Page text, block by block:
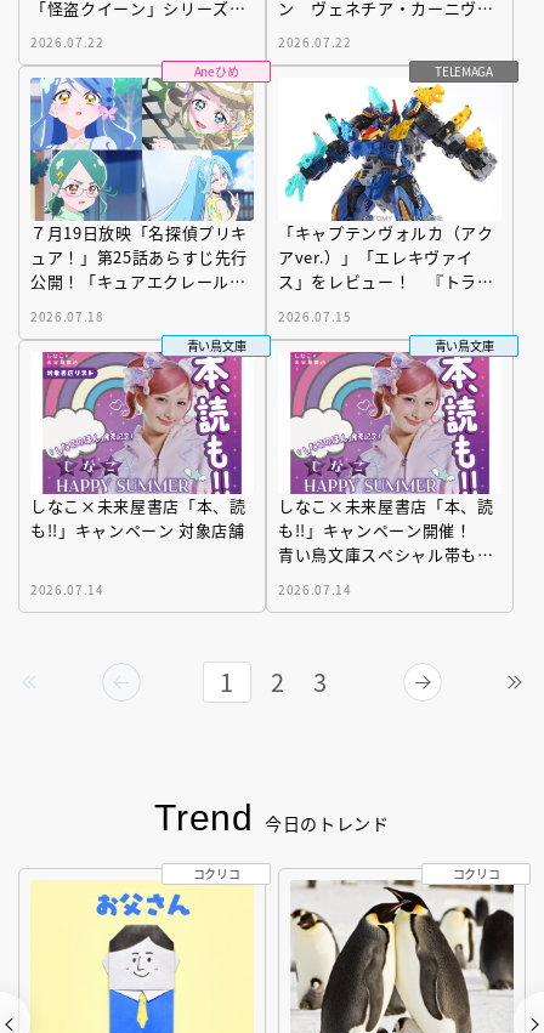
「怪盗クイーン」シリーズ最
新刊〔99ページ分を先行公
2026.07.22
ン ヴェネチア・カーニヴァ
ル』を発売前に読める【先行
ためし読み増量版】
2026.07.22
Aneひめ
７月19日放映「名探偵プリキ
ュア！」第25話あらすじ先行
公開！「キュアエクレールの
2026.07.18
TELEMAGA
「キャプテンヴォルカ（アク
アver.）」「エレキヴァイ
ス」をレビュー！ 『トラン
グＷ』
2026.07.15
青い鳥文庫
しなこ×未来屋書店「本、読
も!!」キャンペーン 対象店舗
2026.07.14
青い鳥文庫
しなこ×未来屋書店「本、読
も!!」キャンペーン開催！
青い鳥文庫スペシャル帯も公
2026.07.14
1 2 3
Trend 今日のトレンド
コクリコ コクリコ